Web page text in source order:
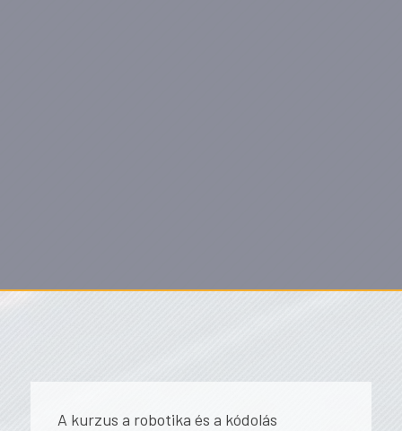
A kurzus a robotika és a kódolás